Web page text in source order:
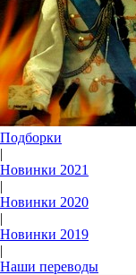
Подборки
|
Новинки 2021
|
Новинки 2020
|
Новинки 2019
|
Наши переводы